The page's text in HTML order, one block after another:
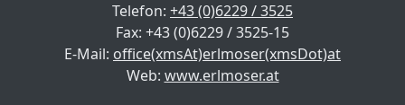
Telefon: +43 (0)6229 / 3525
Fax: +43 (0)6229 / 3525-15
E-Mail: office(xmsAt)erlmoser(xmsDot)at
Web: www.erlmoser.at